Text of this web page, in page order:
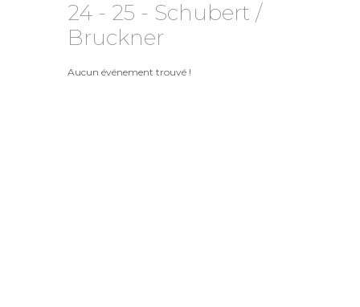
24 - 25 - Schubert /
Bruckner
Aucun événement trouvé !